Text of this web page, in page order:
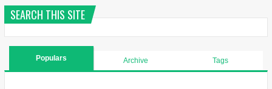
SEARCH THIS SITE
Populars Archive Tags